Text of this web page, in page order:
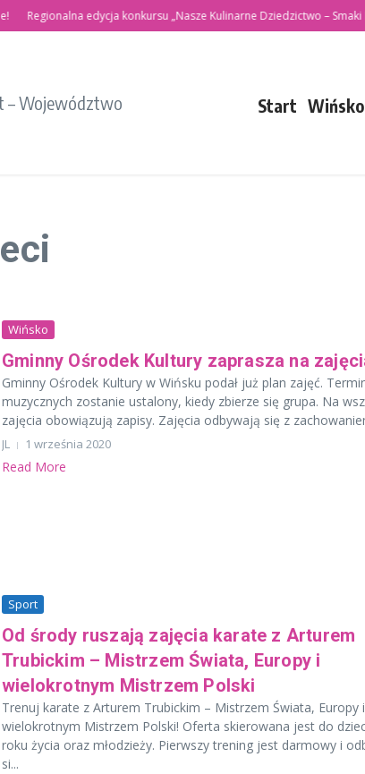
Regionalna edycja konkursu „Nasze Kulinarne Dziedzictwo – Smaki
– Województwo Start Wińsko
Wińsko
Gminny Ośrodek Kultury zaprasza na
Gminny Ośrodek Kultury w Wińsku podał już plan zajęć.
muzycznych zostanie ustalony, kiedy zbierze się grupa. Na
zajęcia obowiązują zapisy. Zajęcia odbywają się z
JL 1 września 2020
Read More
Sport
Od środy ruszają zajęcia karate z Arturem
Trubickim – Mistrzem Świata, Europy i
wielokrotnym Mistrzem Polski
Trenuj karate z Arturem Trubickim – Mistrzem Świata, Europy i
wielokrotnym Mistrzem Polski! Oferta skierowana jest do
roku życia oraz młodzieży. Pierwszy trening jest darmowy i
si...